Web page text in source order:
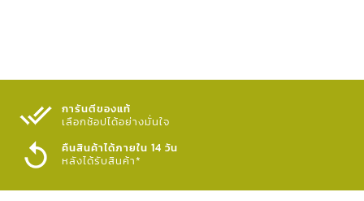
การันตีของแท้
เลือกช้อปได้อย่างมั่นใจ​
คืนสินค้าได้ภายใน 14 วัน
หลังได้รับสินค้า*